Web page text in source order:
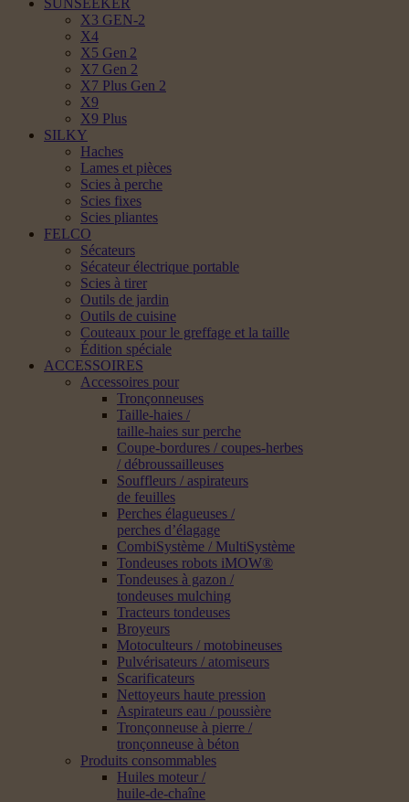
SUNSEEKER
X3 GEN-2
X4
X5 Gen 2
X7 Gen 2
X7 Plus Gen 2
X9
X9 Plus
SILKY
Haches
Lames et pièces
Scies à perche
Scies fixes
Scies pliantes
FELCO
Sécateurs
Sécateur électrique portable
Scies à tirer
Outils de jardin
Outils de cuisine
Couteaux pour le greffage et la taille
Édition spéciale
ACCESSOIRES
Accessoires pour
Tronçonneuses
Taille-haies /
taille-haies sur perche
Coupe-bordures / coupes-herbes
/ débroussailleuses
Souffleurs / aspirateurs
de feuilles
Perches élagueuses /
perches d’élagage
CombiSystème / MultiSystème
Tondeuses robots iMOW®
Tondeuses à gazon /
tondeuses mulching
Tracteurs tondeuses
Broyeurs
Motoculteurs / motobineuses
Pulvérisateurs / atomiseurs
Scarificateurs
Nettoyeurs haute pression
Aspirateurs eau / poussière
Tronçonneuse à pierre /
tronçonneuse à béton
Produits consommables
Huiles moteur /
huile-de-chaîne